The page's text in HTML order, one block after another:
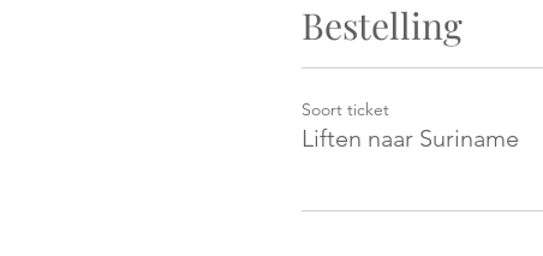
Bestelling
Soort ticket
Liften naar Suriname